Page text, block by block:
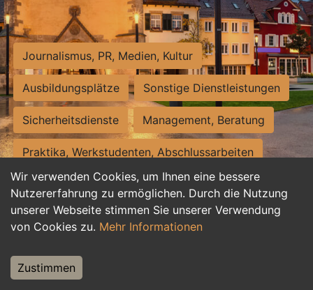
Wir verwenden Cookies, um Ihnen eine bessere
Nutzererfahrung zu ermöglichen. Durch die Nutzung
unserer Webseite stimmen Sie unserer Verwendung
von Cookies zu. Mehr Informationen
Zustimmen
Journalismus, PR, Medien, Kultur
Ausbildungsplätze Sonstige Dienstleistungen
Sicherheitsdienste Management, Beratung
Praktika, Werkstudenten, Abschlussarbeiten
Personalwesen Assistenz, Sekretariat
Hilfskräfte, Aushilfs- und Nebenjobs
Weiterbildung, Studium, duale Ausbildung